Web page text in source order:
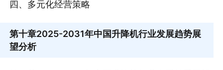
四、多元化经营策略
第十章2025-2031年中国升降机行业发展趋势展
望分析